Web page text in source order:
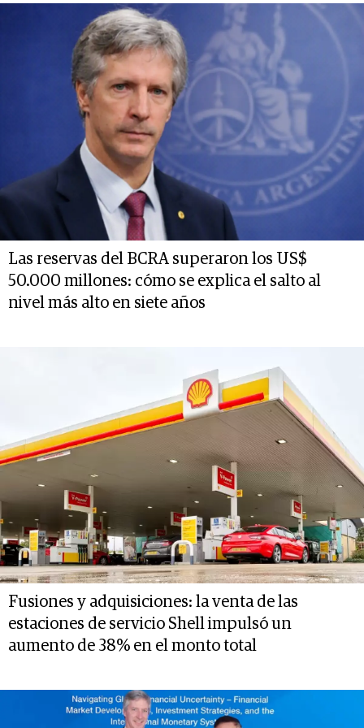
Las reservas del BCRA superaron los US$
50.000 millones: cómo se explica el salto al
nivel más alto en siete años
Fusiones y adquisiciones: la venta de las
estaciones de servicio Shell impulsó un
aumento de 38% en el monto total